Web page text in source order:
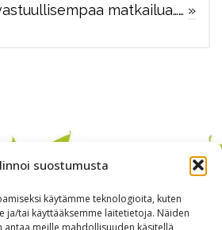
suostumusta
käytämme teknologioita, kuten
ja/tai käyttääksemme laitetietoja. Näiden
antaa meille mahdollisuuden käsitellä
matkailua…… »